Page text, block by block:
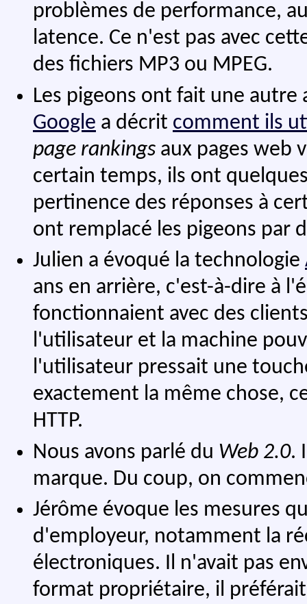
problèmes de performance,
latence. Ce n'est pas avec
des fichiers MP3 ou MPEG.
Les pigeons ont fait une
Google a décrit comment ils
page rankings aux pages web
certain temps, ils ont
pertinence des réponses à
ont remplacé les pigeons par
Julien a évoqué la technologie
ans en arrière, c'est-à-dire à
fonctionnaient avec des
l'utilisateur et la machine
l'utilisateur pressait une
exactement la même chose,
HTTP.
Nous avons parlé du Web 2.0.
marque. Du coup, on
Jérôme évoque les mesures
d'employeur, notamment la
électroniques. Il n'avait pas
format propriétaire, il